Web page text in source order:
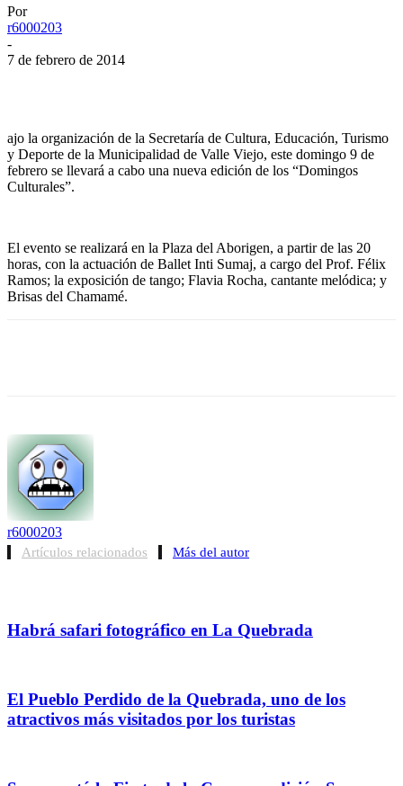
Por
r6000203
-
7 de febrero de 2014
ajo la organización de la Secretaría de Cultura, Educación, Turismo
y Deporte de la Municipalidad de Valle Viejo, este domingo 9 de
febrero se llevará a cabo una nueva edición de los “Domingos
Culturales”.
El evento se realizará en la Plaza del Aborigen, a partir de las 20
horas, con la actuación de Ballet Inti Sumaj, a cargo del Prof. Félix
Ramos; la exposición de tango; Flavia Rocha, cantante melódica; y
Brisas del Chamamé.
r6000203
Artículos relacionados Más del autor
Habrá safari fotográfico en La Quebrada
El Pueblo Perdido de la Quebrada, uno de los
atractivos más visitados por los turistas